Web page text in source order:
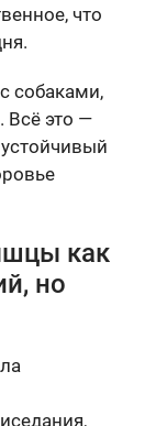
что
собаками,
Всё это —
устойчивый
как
но